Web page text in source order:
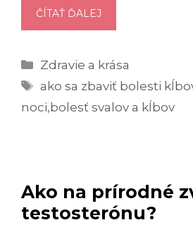
ČÍTAŤ ĎALEJ
KĹBOV:
K
NEJ
DOCHÁDZA
Kategórie
Zdravie a krása
Značky
ako sa zbaviť bolesti
noci,bolesť svalov a kĺbov
Ako na prírodné
testosterónu?